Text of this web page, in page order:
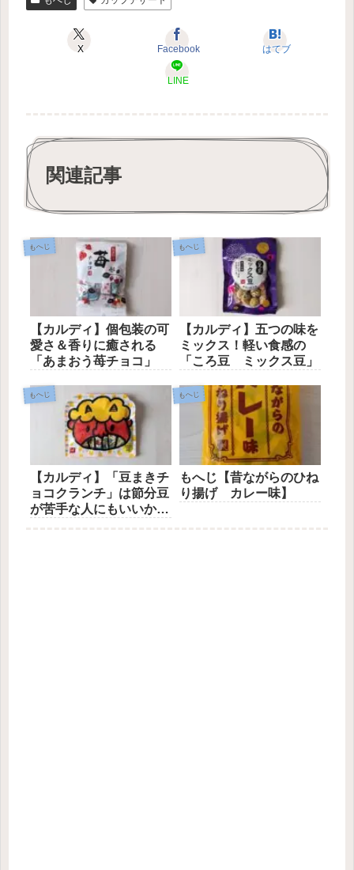
X Facebook はてブ
LINE
関連記事
もへじ
【カルディ】個包装の可
愛さ＆香りに癒される
「あまおう苺チョコ」
もへじ
【カルディ】五つの味を
ミックス！軽い食感の
「ころ豆 ミックス豆」
もへじ
【カルディ】「豆まきチ
ョコクランチ」は節分豆
が苦手な人にもいいか
もへじ
もへじ【昔ながらのひね
り揚げ カレー味】